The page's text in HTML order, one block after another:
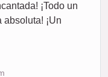
¡Todo un
absoluta! ¡Un